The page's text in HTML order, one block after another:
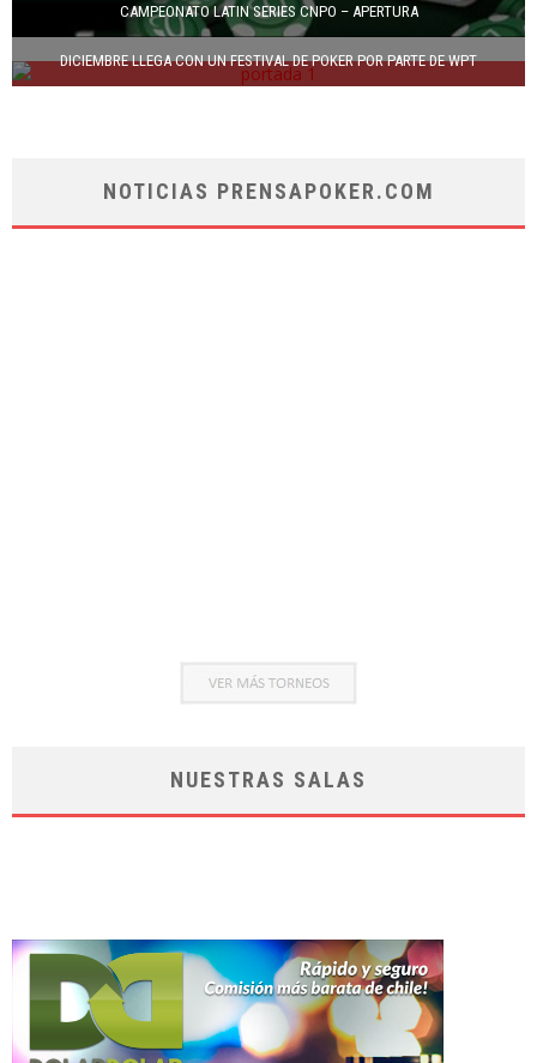
CAMPEONATO LATIN SERIES CNPO – APERTURA
DICIEMBRE LLEGA CON UN FESTIVAL DE POKER POR PARTE DE WPT
NOTICIAS PRENSAPOKER.COM
NUESTRAS SALAS